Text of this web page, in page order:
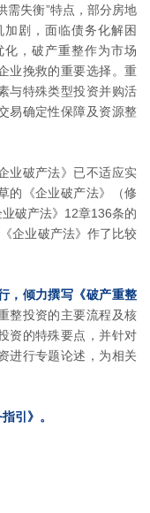
需失衡”特点，部分房地
剧，面临债务化解困
，破产重整作为市场
业挽救的重要选择。重
与特殊类型投资并购活
易确定性保障及资源整
业破产法》已不适应实
的《企业破产法》（修
破产法》12章136条的
企业破产法》作了比较
，倾力撰写《破产重整
整投资的主要流程及核
资的特殊要点，并针对
进行专题论述，为相关
引》。